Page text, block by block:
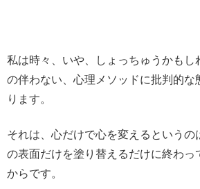
私は時々、いや、しょっちゅうかもし
の伴わない、心理メソッドに批判的な
ります。
それは、心だけで心を変えるというの
の表面だけを塗り替えるだけに終わっ
からです。